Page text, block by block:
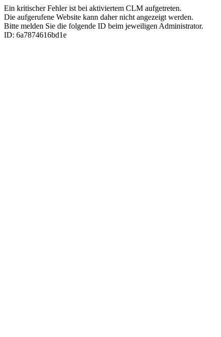
Ein kritischer Fehler ist bei aktiviertem CLM aufgetreten.
Die aufgerufene Website kann daher nicht angezeigt werden.
Bitte melden Sie die folgende ID beim jeweiligen Administrator.
ID: 6a7874616bd1e